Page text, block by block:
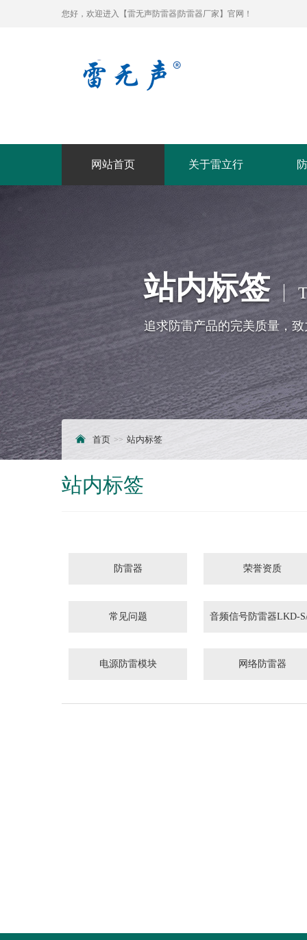
您好，欢迎进入【雷无声防雷器|防雷器厂家】官网！
网站首页 关于雷立行
站内标签
追求防雷产品的完美质量，
首页 站内标签
站内标签
防雷器 荣誉资质
常见问题 音频信号防雷器LKD-
电源防雷模块 网络防雷器